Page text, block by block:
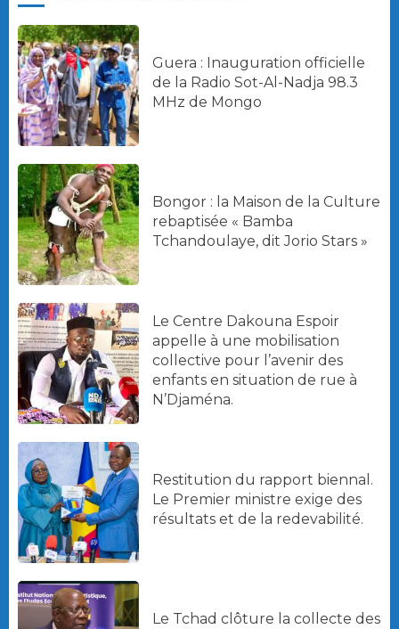
Guera : Inauguration officielle
de la Radio Sot-Al-Nadja 98.3
MHz de Mongo
Bongor : la Maison de la Culture
rebaptisée « Bamba
Tchandoulaye, dit Jorio Stars »
Le Centre Dakouna Espoir
appelle à une mobilisation
collective pour l’avenir des
enfants en situation de rue à
N’Djaména.
Restitution du rapport biennal.
Le Premier ministre exige des
résultats et de la redevabilité.
Le Tchad clôture la collecte des